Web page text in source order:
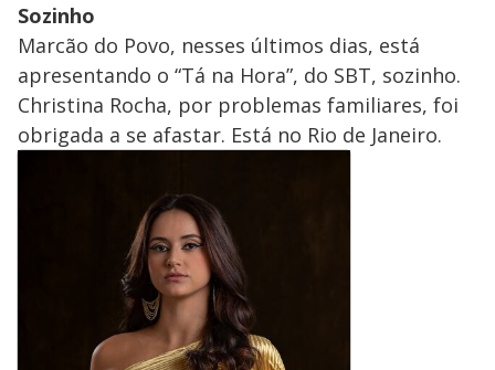
Sozinho
Marcão do Povo, nesses últimos dias, está
apresentando o “Tá na Hora”, do SBT, sozinho.
Christina Rocha, por problemas familiares, foi
obrigada a se afastar. Está no Rio de Janeiro.